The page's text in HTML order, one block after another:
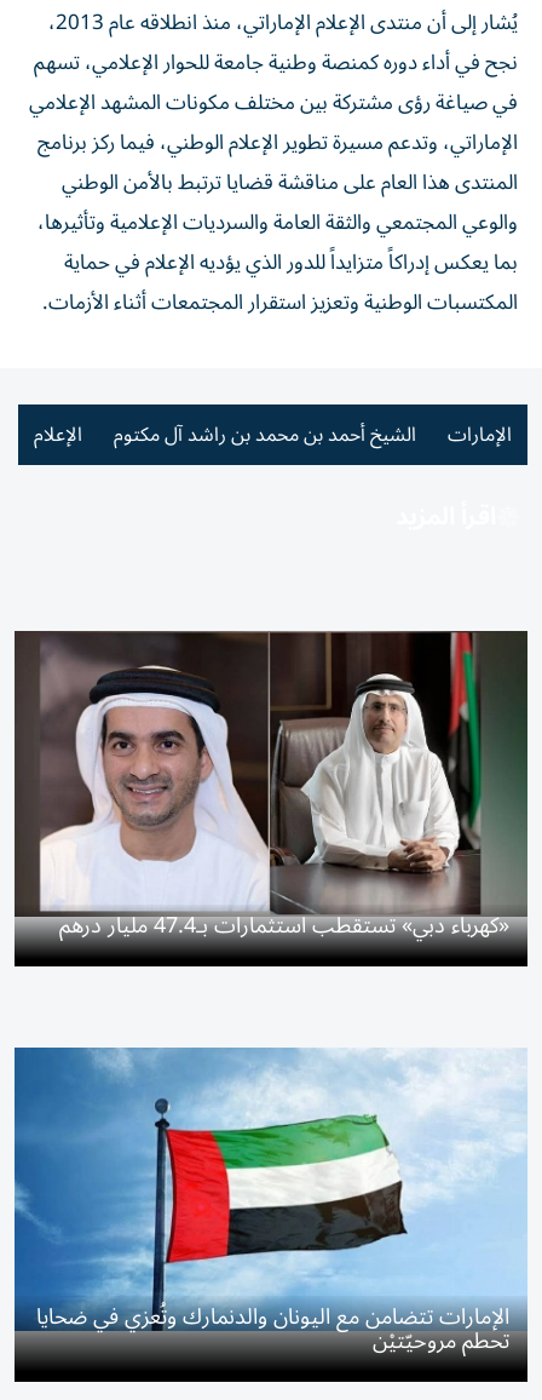
يُشار إلى أن منتدى الإعلام الإماراتي، منذ انطلاقه عام 2013،
نجح في أداء دوره كمنصة وطنية جامعة للحوار الإعلامي، تسهم
في صياغة رؤى مشتركة بين مختلف مكونات المشهد الإعلامي
الإماراتي، وتدعم مسيرة تطوير الإعلام الوطني، فيما ركز برنامج
المنتدى هذا العام على مناقشة قضايا ترتبط بالأمن الوطني
والوعي المجتمعي والثقة العامة والسرديات الإعلامية وتأثيرها،
بما يعكس إدراكاً متزايداً للدور الذي يؤديه الإعلام في حماية
المكتسبات الوطنية وتعزيز استقرار المجتمعات أثناء الأزمات.
الإمارات الشيخ أحمد بن محمد بن راشد آل مكتوم الإعلام
«كهرباء دبي» تستقطب استثمارات بـ47.4 مليار درهم
الإمارات تتضامن مع اليونان والدنمارك وتُعزي في ضحايا
تحطم مروحيّتيْن